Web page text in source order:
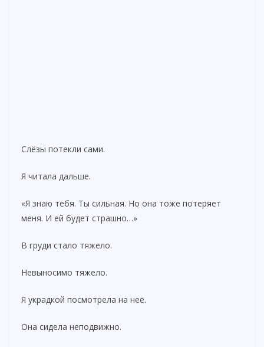
Слёзы потекли сами.
Я читала дальше.
«Я знаю тебя. Ты сильная. Но она тоже потеряет
меня. И ей будет страшно…»
В груди стало тяжело.
Невыносимо тяжело.
Я украдкой посмотрела на неё.
Она сидела неподвижно.